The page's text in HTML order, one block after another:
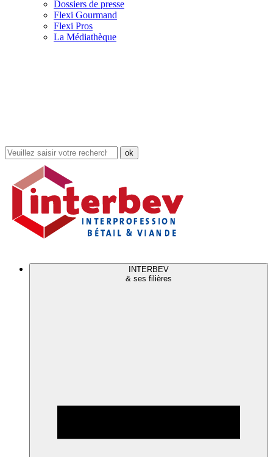
Dossiers de presse
Flexi Gourmand
Flexi Pros
La Médiathèque
Rechercher
dans
site
INTERBEV
& ses filières